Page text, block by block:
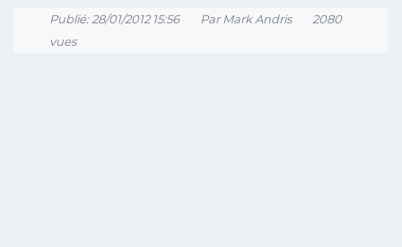
Publié: 28/01/2012 15:56 Par Mark Andris
2080
vues